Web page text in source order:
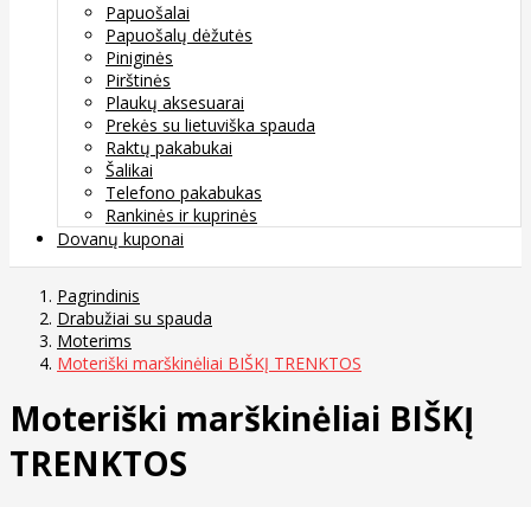
Papuošalai
Papuošalų dėžutės
Piniginės
Pirštinės
Plaukų aksesuarai
Prekės su lietuviška spauda
Raktų pakabukai
Šalikai
Telefono pakabukas
Rankinės ir kuprinės
Dovanų kuponai
Pagrindinis
Drabužiai su spauda
Moterims
Moteriški marškinėliai BIŠKĮ TRENKTOS
Moteriški marškinėliai BIŠKĮ
TRENKTOS